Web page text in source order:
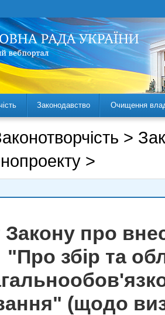
Законодавство Очищення
>
>
Закону про
"Про збір та
(щодо